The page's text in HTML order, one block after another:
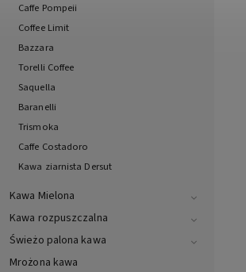
Caffe Pompeii
Coffee Limit
Bazzara
Torelli Coffee
Saquella
Baranelli
Trismoka
Caffe Costadoro
Kawa ziarnista Dersut
Kawa Mielona
Kawa rozpuszczalna
Świeżo palona kawa
Mrożona kawa